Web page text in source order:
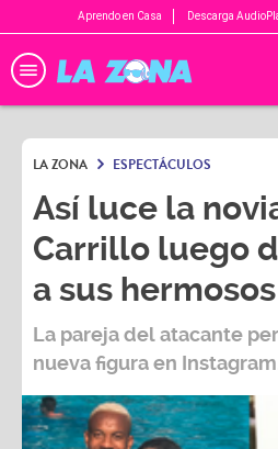
Aprendo en Casa Descarga
LA ZONA ESPECTÁCULOS
Así luce la
Carrillo luego
a sus
La pareja del atacante
nueva figura en